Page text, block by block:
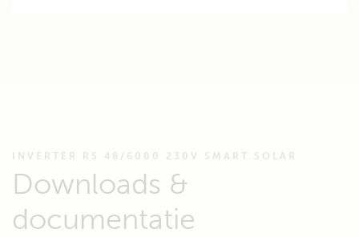
INVERTER RS 48/6000 230V SMART SOLAR
Downloads &
documentatie